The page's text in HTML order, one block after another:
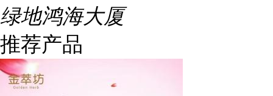
绿地鸿海大厦
推荐产品